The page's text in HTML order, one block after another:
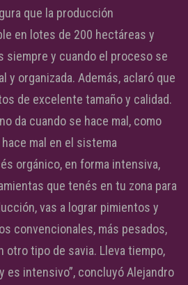
que la producción
en lotes de 200 hectáreas y
siempre y cuando el proceso se
y organizada. Además, aclaró que
de excelente tamaño y calidad.
da cuando se hace mal, como
mal en el sistema
orgánico, en forma intensiva,
que tenés en tu zona para
vas a lograr pimientos y
convencionales, más pesados,
otro tipo de savia. Lleva tiempo,
es intensivo”, concluyó Alejandro